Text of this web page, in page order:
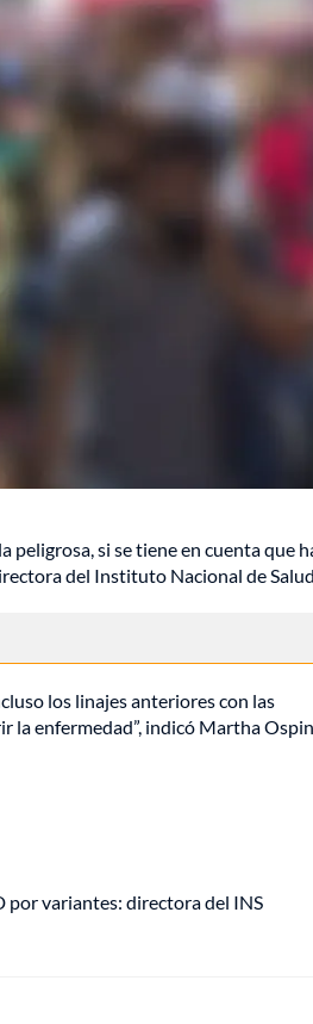
peligrosa, si se tiene en cuenta que
del Instituto Nacional de
los linajes anteriores con las
la enfermedad”, indicó Martha
por variantes: directora del INS